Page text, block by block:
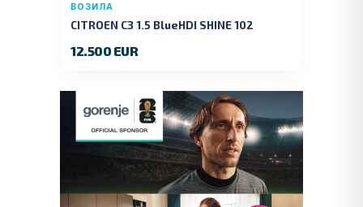
ВОЗИЛА
CITROEN C3 1.5 BlueHDI SHINE 102
12.500 EUR